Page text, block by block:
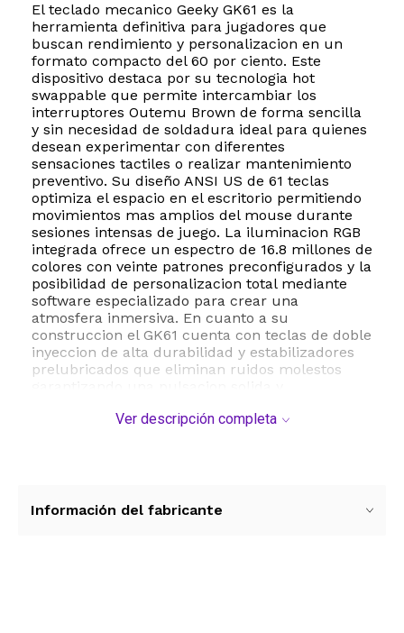
El teclado mecanico Geeky GK61 es la
herramienta definitiva para jugadores que
buscan rendimiento y personalizacion en un
formato compacto del 60 por ciento. Este
dispositivo destaca por su tecnologia hot
swappable que permite intercambiar los
interruptores Outemu Brown de forma sencilla
y sin necesidad de soldadura ideal para quienes
desean experimentar con diferentes
sensaciones tactiles o realizar mantenimiento
preventivo. Su diseño ANSI US de 61 teclas
optimiza el espacio en el escritorio permitiendo
movimientos mas amplios del mouse durante
sesiones intensas de juego. La iluminacion RGB
integrada ofrece un espectro de 16.8 millones de
colores con veinte patrones preconfigurados y la
posibilidad de personalizacion total mediante
software especializado para crear una
atmosfera inmersiva. En cuanto a su
construccion el GK61 cuenta con teclas de doble
inyeccion de alta durabilidad y estabilizadores
prelubricados que eliminan ruidos molestos
mediante un cable USB tipo C desmontable de
y Xbox lo que lo convierte en una opcion versatil
Ver descripción completa
Información del fabricante